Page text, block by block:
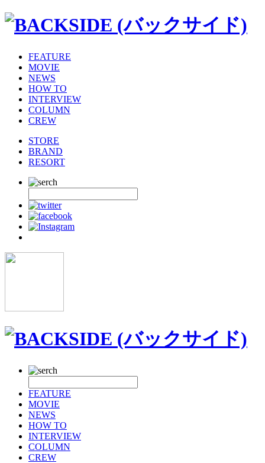
FEATURE
MOVIE
NEWS
HOW TO
INTERVIEW
COLUMN
CREW
STORE
BRAND
RESORT
FEATURE
MOVIE
NEWS
HOW TO
INTERVIEW
COLUMN
CREW